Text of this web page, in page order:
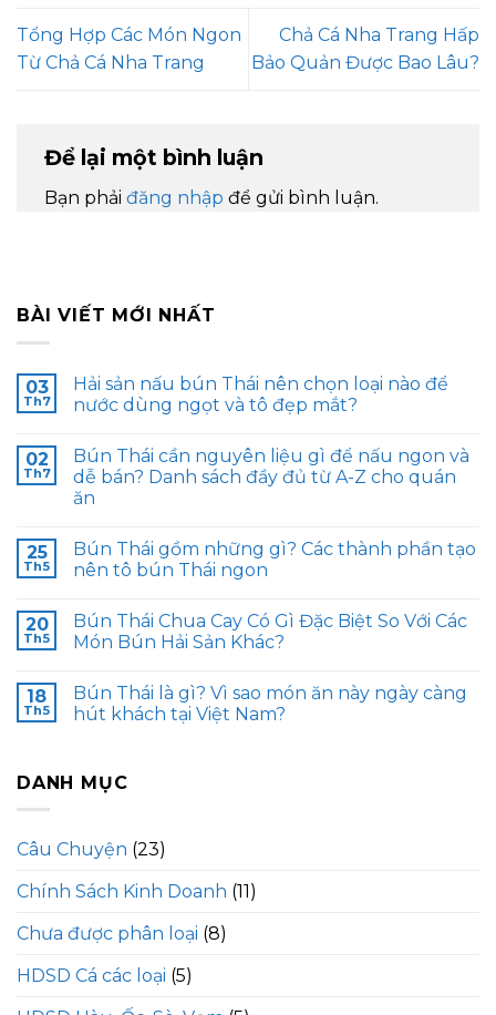
Tổng Hợp Các Món Ngon
Từ Chả Cá Nha Trang
Chả Cá Nha Trang Hấp
Bảo Quản Được Bao Lâu?
Để lại một bình luận
Bạn phải đăng nhập để gửi bình luận.
BÀI VIẾT MỚI NHẤT
03
Th7
Hải sản nấu bún Thái nên chọn loại nào để
nước dùng ngọt và tô đẹp mắt?
02
Th7
Bún Thái cần nguyên liệu gì để nấu ngon và
dễ bán? Danh sách đầy đủ từ A-Z cho quán
ăn
25
Th5
Bún Thái gồm những gì? Các thành phần tạo
nên tô bún Thái ngon
20
Th5
Bún Thái Chua Cay Có Gì Đặc Biệt So Với Các
Món Bún Hải Sản Khác?
18
Th5
Bún Thái là gì? Vì sao món ăn này ngày càng
hút khách tại Việt Nam?
DANH MỤC
Câu Chuyện (23)
Chính Sách Kinh Doanh (11)
Chưa được phân loại (8)
HDSD Cá các loại (5)